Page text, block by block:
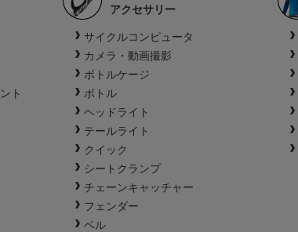
ト
アクセサリー
サイクルコンピュータ
カメラ・動画撮影
ボトルケージ
ボトル
ヘッドライト
テールライト
クイック
シートクランプ
チェーンキャッチャー
フェンダー
ベル